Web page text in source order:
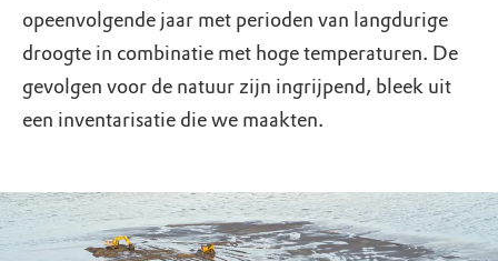
opeenvolgende jaar met perioden van langdurige
droogte in combinatie met hoge temperaturen. De
gevolgen voor de natuur zijn ingrijpend, bleek uit
een inventarisatie die we maakten.